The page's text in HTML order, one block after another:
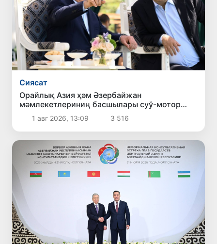
Сиясат
Орайлық Азия ҳәм Әзербайжан
мәмлекетлериниң басшылары суў-мотор
спорты бойынша чемпионаттың ашылыў
мәресиминде қатнасты
1 авг 2026, 13:09 3 516